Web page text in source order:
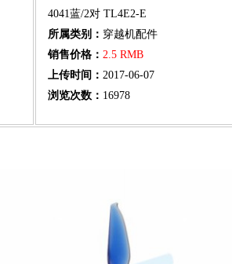
4041蓝/2对 TL4E2-E
所属类别： 穿越机配件
销售价格： 2.5 RMB
上传时间： 2017-06-07
浏览次数： 16978